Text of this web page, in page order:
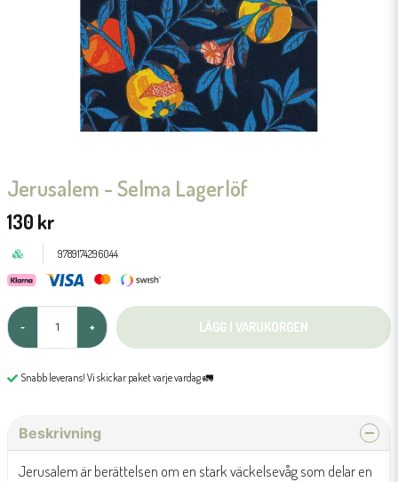
Jerusalem - Selma Lagerlöf
130 kr
9789174296044
- + LÄGG I VARUKORGEN
Snabb leverans! Vi skickar paket varje vardag 🚛
Beskrivning
Jerusalem är berättelsen om en stark väckelsevåg som delar en